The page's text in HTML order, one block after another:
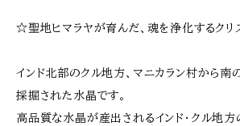
☆聖地ヒマラヤが育んだ、魂を浄化するクリ
インド北部のクル地方、マニカラン村から南
採掘された水晶です。
高品質な水晶が産出されるインド・クル地